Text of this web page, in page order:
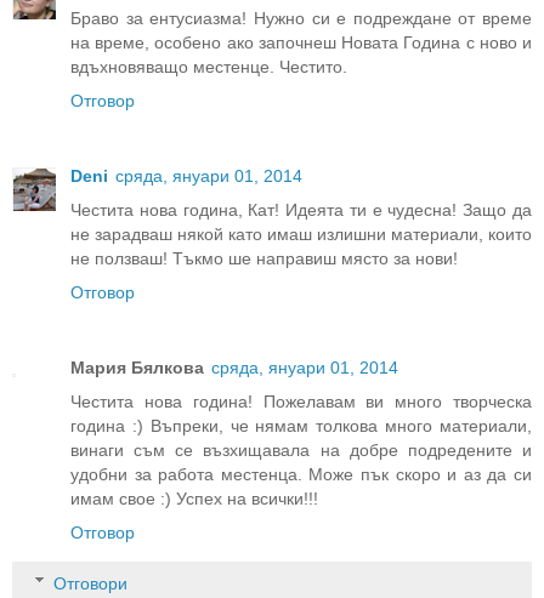
Браво за ентусиазма! Нужно си е подреждане от време
на време, особено ако започнеш Новата Година с ново и
вдъхновяващо местенце. Честито.
Отговор
Deni сряда, януари 01, 2014
Честита нова година, Кат! Идеята ти е чудесна! Защо да
не зарадваш някой като имаш излишни материали, които
не ползваш! Тъкмо ше направиш място за нови!
Отговор
Мария Бялкова сряда, януари 01, 2014
Честита нова година! Пожелавам ви много творческа
година :) Въпреки, че нямам толкова много материали,
винаги съм се възхищавала на добре подредените и
удобни за работа местенца. Може пък скоро и аз да си
имам свое :) Успех на всички!!!
Отговор
Отговори